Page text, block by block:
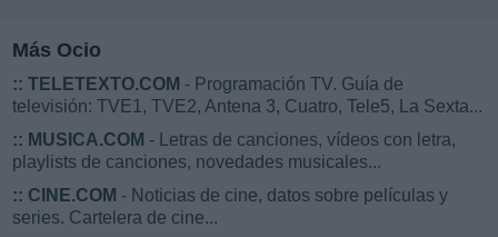
Más Ocio
:: TELETEXTO.COM - Programación TV. Guía de
televisión: TVE1, TVE2, Antena 3, Cuatro, Tele5, La Sexta...
:: MUSICA.COM - Letras de canciones, vídeos con letra,
playlists de canciones, novedades musicales...
:: CINE.COM - Noticias de cine, datos sobre películas y
series. Cartelera de cine...